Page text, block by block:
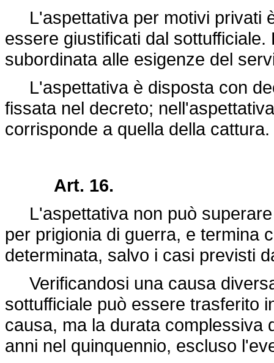
L'aspettativa per motivi privati
essere giustificati dal
subordinata alle esigenze del
L'aspettativa è disposta con
fissata nel decreto;
corrisponde a quella della cattura.
Art. 16.
L'aspettativa non può superare
per prigionia di guerra, e termina
determinata, salvo i casi previsti
Verificandosi una causa
sottufficiale può essere trasferito
causa, ma la durata complessiva
anni nel quinquennio, escluso